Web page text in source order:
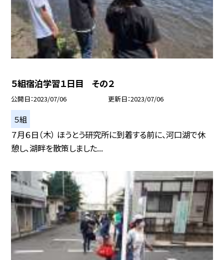
５組宿泊学習１日目 その２
公開日 2023/07/06 更新日 2023/07/06
５組
７月６日（木） ほうとう研究所に到着する前に、河口湖で休
憩し、湖畔を散策しました...